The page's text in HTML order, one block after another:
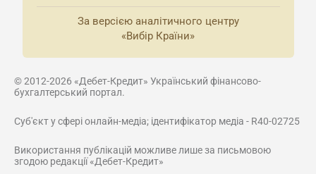
За версією аналітичного центру
«Вибір Країни»
© 2012-2026 «Дебет-Кредит» Український фінансово-
бухгалтерський портал.
Суб'єкт у сфері онлайн-медіа; ідентифікатор медіа - R40-02725
Використання публікацій можливе лише за письмовою
згодою редакції «Дебет-Кредит»